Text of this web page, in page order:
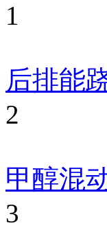
1
后排能
2
甲醇混
3